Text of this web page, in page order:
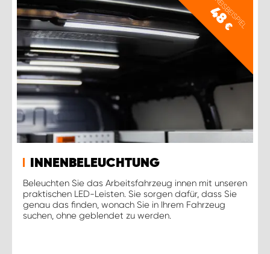
PREISBEISPIEL
48
€
INNENBELEUCHTUNG
Beleuchten Sie das Arbeitsfahrzeug innen mit unseren
praktischen LED-Leisten. Sie sorgen dafür, dass Sie
genau das finden, wonach Sie in Ihrem Fahrzeug
suchen, ohne geblendet zu werden.